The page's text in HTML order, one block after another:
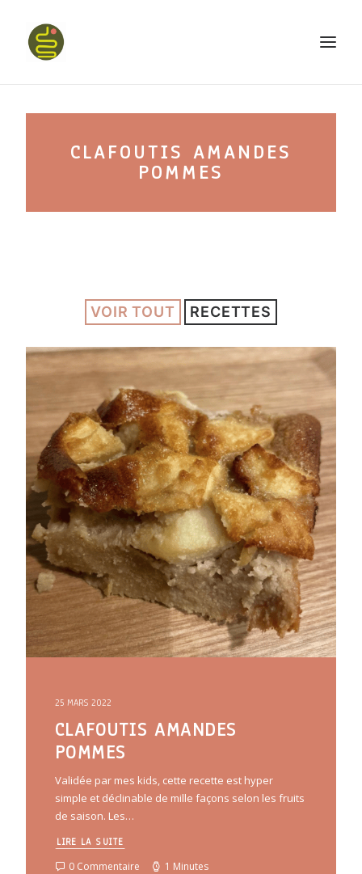
PROGRAMME HAPPY BELLY
MON LIVRE
CONFÉRENCES
podcast kinoa
ARTICLES
YOGA
faire le quiz
Recherche
Panier
CLAFOUTIS AMANDES
POMMES
VOIR TOUT RECETTES
25 MARS 2022
CLAFOUTIS AMANDES
POMMES
Validée par mes kids, cette recette est hyper
simple et déclinable de mille façons selon les fruits
de saison. Les…
LIRE LA SUITE
0 Commentaire 1 Minutes